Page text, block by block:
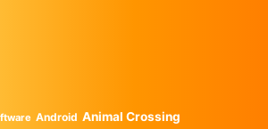
Android Animal Crossing